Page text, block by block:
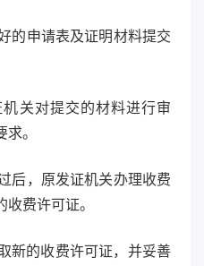
的申请表及证明材料提交
关对提交的材料进行审
。
后，原发证机关办理收费
费许可证。
新的收费许可证，并妥善